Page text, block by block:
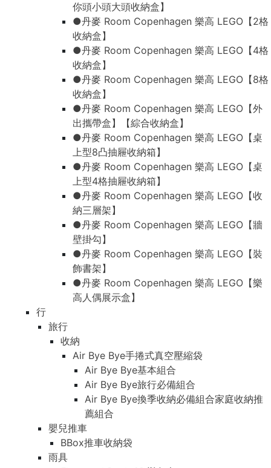
你頭小頭大頭收納盒】
●丹麥 Room Copenhagen 樂高 LEGO【2格
收納盒】
●丹麥 Room Copenhagen 樂高 LEGO【4格
收納盒】
●丹麥 Room Copenhagen 樂高 LEGO【8格
收納盒】
●丹麥 Room Copenhagen 樂高 LEGO【外
出攜帶盒】【綜合收納盒】
●丹麥 Room Copenhagen 樂高 LEGO【桌
上型8凸抽屜收納箱】
●丹麥 Room Copenhagen 樂高 LEGO【桌
上型4格抽屜收納箱】
●丹麥 Room Copenhagen 樂高 LEGO【收
納三層架】
●丹麥 Room Copenhagen 樂高 LEGO【牆
壁掛勾】
●丹麥 Room Copenhagen 樂高 LEGO【裝
飾書架】
●丹麥 Room Copenhagen 樂高 LEGO【樂
高人偶展示盒】
行
旅行
收納
Air Bye Bye手捲式真空壓縮袋
Air Bye Bye基本組合
Air Bye Bye旅行必備組合
Air Bye Bye換季收納必備組合家庭收納推
薦組合
嬰兒推車
BBox推車收納袋
雨具